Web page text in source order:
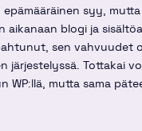
syy,
aikanaan blogi ja
sen vahvuudet
järjestelyssä. Tottakai
WP:llä, mutta sama